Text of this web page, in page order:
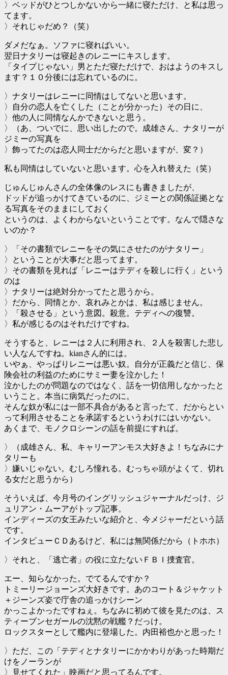
〉ベッドがひとつしかないから一緒に寝ただけ、と私は思っ
てます。
〉それじゃだめ？（笑）
ダメだなぁ。ソファに寝ればいい。
翌日ナタリーは寝起きのレニーにキスします。
「タイプじゃない」男とただ寝ただけで、おはようのキスし
ます？１０分後には忘れているのに。
〉ナタリーはレニーに同情はしてないと思います。
〉自分の恋人を亡くした（ことが分かった）その日に、
〉他の人に同情なんかできないと思う。
〉（あ、ついでに、思い出したので。成雄さん、ナタリーが
ジミーの写真を
〉飾ってたのは恋人同士だからだと思いますが、変？）
私も同情はしていないと思います。心を入れ替えた（笑）
じゅんじゅんさんの全体像のレスにも書きましたが、
ドッドが追っかけてきているのに、ジミーとの関係証拠とな
る写真をそのままにしておく
というのは、よくわからないということです。なんで隠さな
いのか？
〉「その書類でレニーをその気にさせたのがナタリー」
〉ということが大事だと思ってます。
〉その書類を見れば「レニーはテディを殺しに行く」という
のは
〉ナタリーは絶対分かってたと思うから。
〉だから、同情とか、哀れみとかは、私は感じません。
〉「殺させる」という意図。殺意。テディへの復讐。
〉私が感じるのはそれだけですね。
そうすると、レニーは２人に利用され、２人を殺害した悲し
い人なんですね。kianさん的には。
いやぁ、やっぱりレニーは悪い奴。自分が正義だと信じ、保
険会社の利益のためにサミー妻を泣かした！
泣かしたのが問題なのではなく、話を一切信用しなかったと
いうこと。本当に病気だったのに。
そんな奴が私には一部不具合があると言ったて、だからとい
って利用させることを承諾するというわけにはいかない。
あくまで、モノクロシーンの話を前提にすれば。
〉（成雄さん、私、キャリーアンモス大好きよ！ちなみにナ
タリーも
〉嫌いじゃない。むしろ憧れる。むっちゃ頭がよくて、切れ
る女だと思うから）
そういえば、今月号のイングリッシュジャーナルだっけ、ジ
ュリアン・ムーアがトップ記事。
インディーズの女王みたいな紹介と、今メジャーだという話
です。
インタビューＣＤあるけど、私には無関係だから（トホホ）
〉それと、「逃亡者」の役に立たないＦＢＩ捜査官。
エー、知らなかった。でてるんですか？
トミーリージョーンズ大好きです。あのコート＆ジャケット
＋ジーンズ姿で庁舎の追っかけシーン
かっこよかったですねぇ。ちなみに初めて彼を見たのは、ス
ティーブンセガールの沈黙の戦艦？だっけ。
ロックスターとして艦内に登場した。内田裕也かと思った！
〉ただ、この「テディとナタリーにかかわりがあった時期だ
けをノーランが
〉見せてくれた」映画だと思ってるんです。